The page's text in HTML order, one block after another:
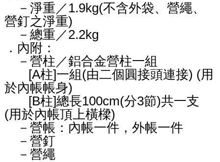
－淨重／1.9kg(不含外袋、營繩、
營釘之淨重)
－總重／2.2kg​
．內附：
－營柱／鋁合金營柱一組
[A柱]一組(由二個圓接頭連接) (用
於內帳帳身)
[B柱]總長100cm(分3節)共一支
(用於內帳頂上橫樑)
－營帳：內帳一件，外帳一件
－營釘
－營繩